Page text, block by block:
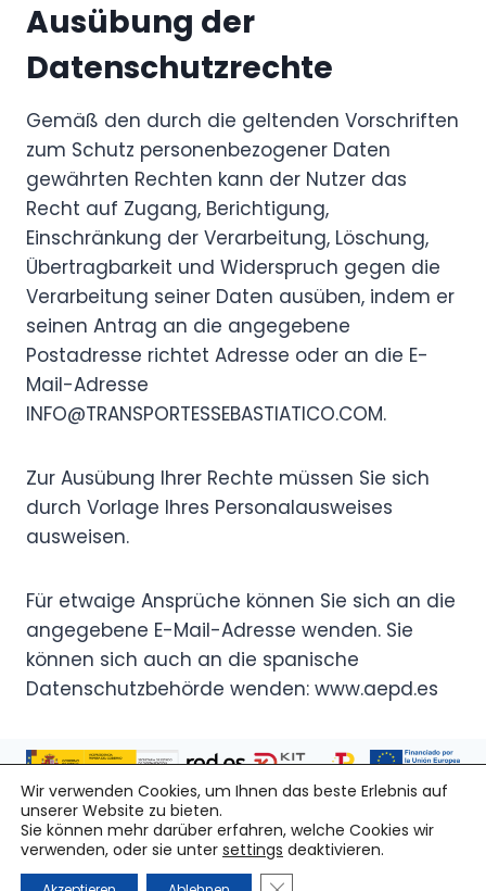
Ausübung der
Datenschutzrechte
Gemäß den durch die geltenden Vorschriften
zum Schutz personenbezogener Daten
gewährten Rechten kann der Nutzer das
Recht auf Zugang, Berichtigung,
Einschränkung der Verarbeitung, Löschung,
Übertragbarkeit und Widerspruch gegen die
Verarbeitung seiner Daten ausüben, indem er
seinen Antrag an die angegebene
Postadresse richtet Adresse oder an die E-
Mail-Adresse
INFO@TRANSPORTESSEBASTIATICO.COM.
Zur Ausübung Ihrer Rechte müssen Sie sich
durch Vorlage Ihres Personalausweises
ausweisen.
Für etwaige Ansprüche können Sie sich an die
angegebene E-Mail-Adresse wenden. Sie
können sich auch an die spanische
Datenschutzbehörde wenden: www.aepd.es
© 2026 Transport Sebastià Ticó -
info@transportessebastiatico.com
Rechtlicher Hinweis|Datenschutzrichtlinie
Wir verwenden Cookies, um Ihnen das beste Erlebnis auf
unserer Website zu bieten.
Sie können mehr darüber erfahren, welche Cookies wir
verwenden, oder sie unter settings deaktivieren.
GDPR Cookie-Banner